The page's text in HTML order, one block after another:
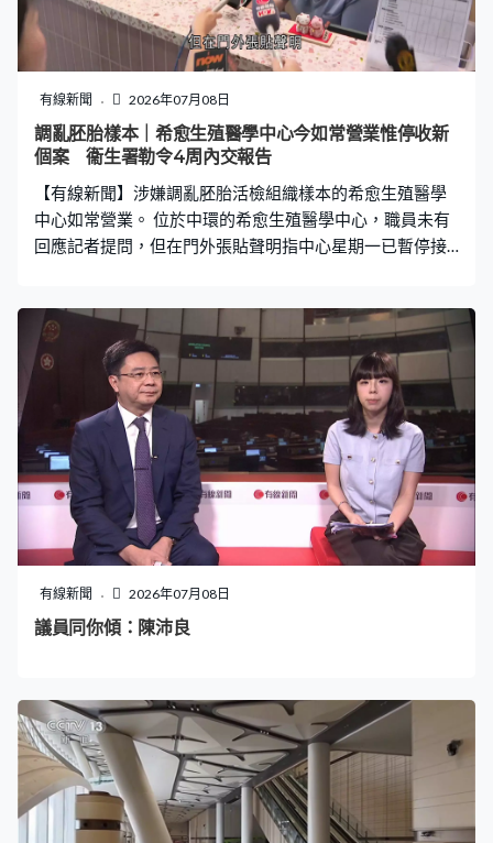
有線新聞 2026年07月08日
調亂胚胎樣本｜希愈生殖醫學中心今如常營業惟停收新
個案 衞生署勒令4周內交報告
【有線新聞】涉嫌調亂胚胎活檢組織樣本的希愈生殖醫學
中心如常營業。 位於中環的希愈生殖醫學中心，職員未有
回應記者提問，但在門外張貼聲明指中心星期一已暫停接
組為兩宗個案的當事人提供解釋及輔導。衞生署指中心未
有按時通報，亦就事件報警，中心須在四星期內提交調查
有線新聞 2026年07月08日
議員同你傾：陳沛良